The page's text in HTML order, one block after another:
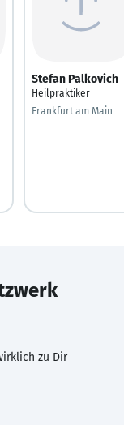
Stefan Palkovich
Heilpraktiker
Frankfurt am Main
zu Dir